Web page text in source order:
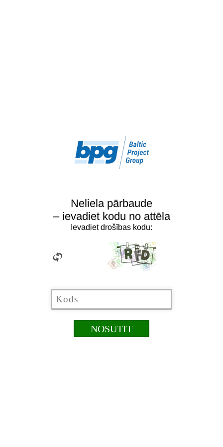
Neliela pārbaude
– ievadiet kodu no attēla
Ievadiet drošības kodu: